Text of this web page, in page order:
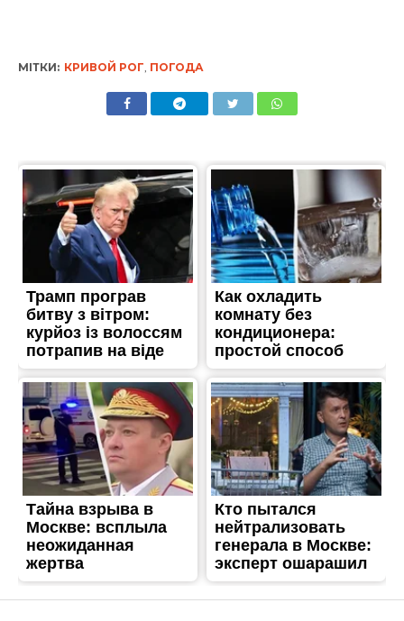
МІТКИ: КРИВОЙ РОГ ПОГОДА